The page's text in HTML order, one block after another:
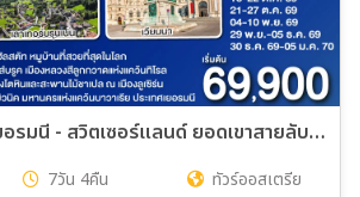
ทัวร์ออสเตรีย - เยอรมนี - สวิตเซอร์แลนด์ ยอดเขาสายลับ 7วัน 4คืน (EK)
7วัน 4คืน
ทัวร์ออสเตรีย